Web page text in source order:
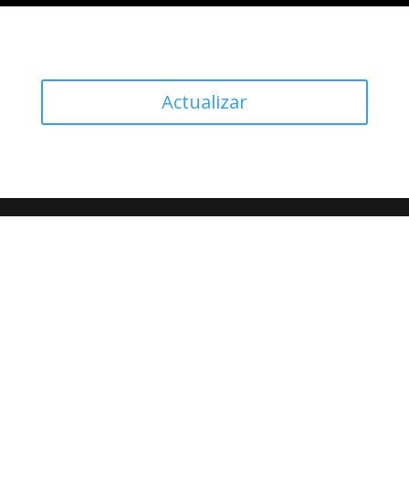
Actualizar